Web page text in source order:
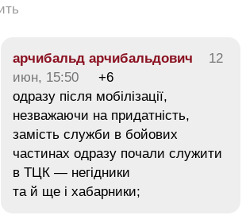
арчибальд арчибальдович
12
июн, 15:50
+6
одразу після мобілізації,
незважаючи на придатність,
замість служби в бойових
частинах одразу почали служити
в ТЦК — негідники
та й ще і хабарники;